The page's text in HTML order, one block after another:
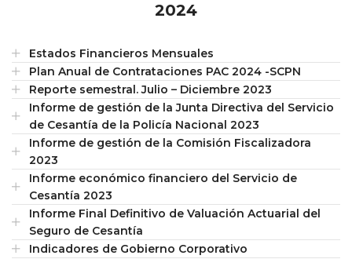
2024
Estados Financieros Mensuales
Plan Anual de Contrataciones PAC 2024 -SCPN
Reporte semestral. Julio – Diciembre 2023
Informe de gestión de la Junta Directiva del Servicio
de Cesantía de la Policía Nacional 2023
Informe de gestión de la Comisión Fiscalizadora
2023
Informe económico financiero del Servicio de
Cesantía 2023
Informe Final Definitivo de Valuación Actuarial del
Seguro de Cesantía
Indicadores de Gobierno Corporativo